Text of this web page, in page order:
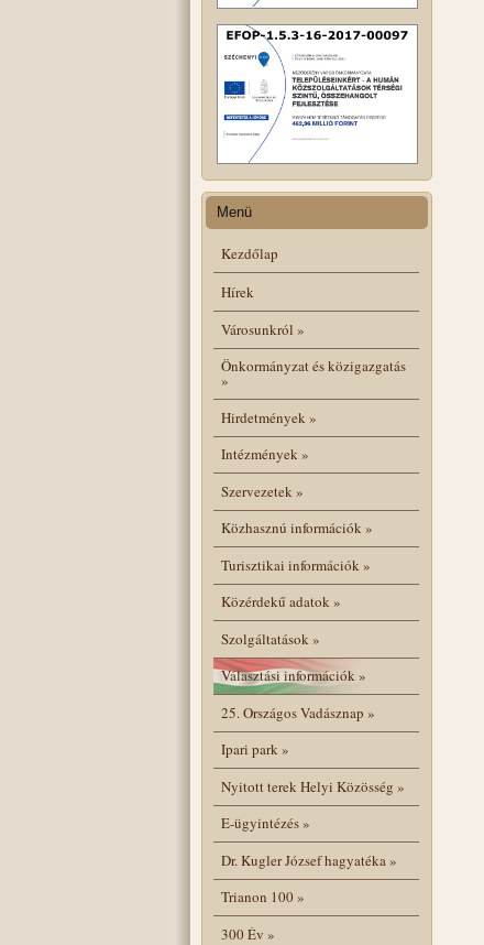
Menü
Kezdőlap
Hírek
Városunkról »
Önkormányzat és közigazgatás
»
Hirdetmények»
Intézmények»
Szervezetek»
Közhasznú információk»
Turisztikai információk»
Közérdekű adatok»
Szolgáltatások»
Választási információk»
25. Országos Vadásznap »
Ipari park»
Nyitott terek Helyi Közösség »
E-ügyintézés»
Dr. Kugler József hagyatéka»
Trianon 100»
300 Év »